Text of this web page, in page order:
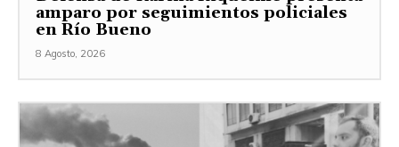
amparo por seguimientos policiales
en Río Bueno
8 Agosto, 2026